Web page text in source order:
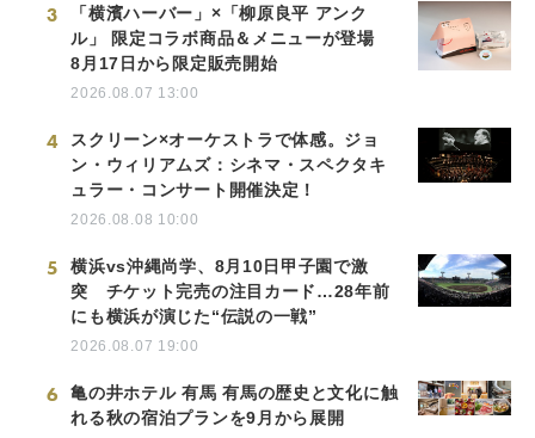
3
「横濱ハーバー」×「柳原良平 アンク
ル」 限定コラボ商品＆メニューが登場
8月17日から限定販売開始
2026.08.07 13:00
4
スクリーン×オーケストラで体感。ジョ
ン・ウィリアムズ：シネマ・スペクタキ
ュラー・コンサート開催決定！
2026.08.08 10:00
5
横浜vs沖縄尚学、8月10日甲子園で激
突 チケット完売の注目カード…28年前
にも横浜が演じた“伝説の一戦”
2026.08.07 19:00
6
亀の井ホテル 有馬 有馬の歴史と文化に触
れる秋の宿泊プランを9月から展開